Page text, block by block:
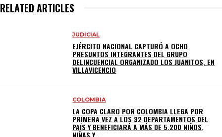
RELATED ARTICLES
JUDICIAL
EJÉRCITO NACIONAL CAPTURÓ A OCHO
PRESUNTOS INTEGRANTES DEL GRUPO
DELINCUENCIAL ORGANIZADO LOS JUANITOS, EN
VILLAVICENCIO
COLOMBIA
LA COPA CLARO POR COLOMBIA LLEGA POR
PRIMERA VEZ A LOS 32 DEPARTAMENTOS DEL
PAÍS Y BENEFICIARÁ A MÁS DE 5.200 NIÑOS,
NIÑAS Y...